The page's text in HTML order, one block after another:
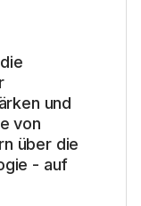
und
von
über die
- auf